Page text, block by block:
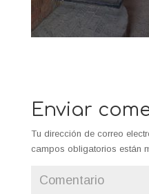
Enviar
Tu dirección de correo
campos obligatorios están